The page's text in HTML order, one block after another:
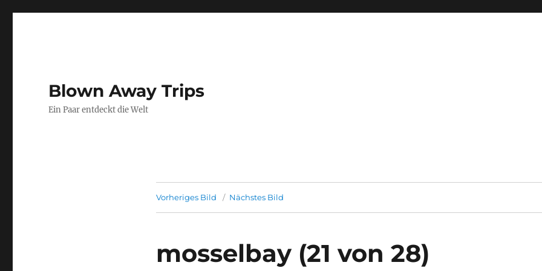
Blown Away Trips
Ein Paar entdeckt die Welt
Vorheriges Bild Nächstes Bild
mosselbay (21 von 28)